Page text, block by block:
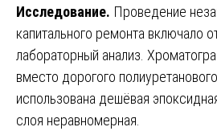
Исследование. Проведение
капитального ремонта включало
лабораторный анализ.
вместо дорогого
использована дешёвая
слоя неравномерная.